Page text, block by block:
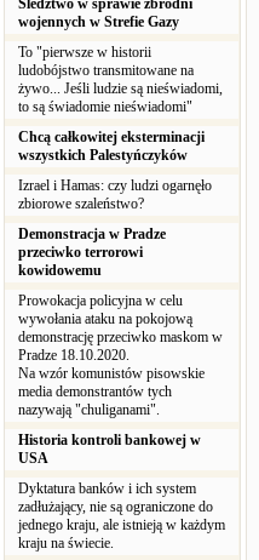
Śledztwo w sprawie zbrodni
wojennych w Strefie Gazy
To "pierwsze w historii
ludobójstwo transmitowane na
żywo... Jeśli ludzie są nieświadomi,
to są świadomie nieświadomi"
Chcą całkowitej eksterminacji
wszystkich Palestyńczyków
Izrael i Hamas: czy ludzi ogarnęło
zbiorowe szaleństwo?
Demonstracja w Pradze
przeciwko terrorowi
kowidowemu
Prowokacja policyjna w celu
wywołania ataku na pokojową
demonstrację przeciwko maskom w
Pradze 18.10.2020.
Na wzór komunistów pisowskie
media demonstrantów tych
nazywają "chuliganami".
Historia kontroli bankowej w
USA
Dyktatura banków i ich system
zadłużający, nie są ograniczone do
jednego kraju, ale istnieją w każdym
kraju na świecie.